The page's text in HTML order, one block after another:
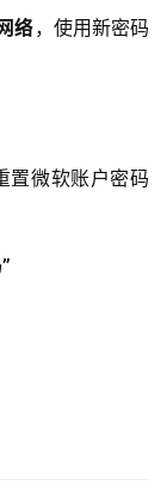
络，使用新密码
置微软账户密码